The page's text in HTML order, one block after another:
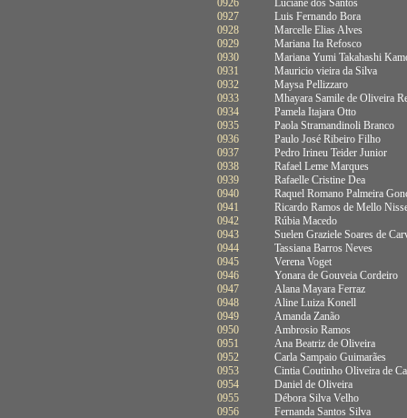
0926
Luciane dos Santos
0927
Luis Fernando Bora
0928
Marcelle Elias Alves
0929
Mariana Ita Refosco
0930
Mariana Yumi Takahashi
0931
Mauricio vieira da Silva
0932
Maysa Pellizzaro
0933
Mhayara Samile de Oliveira
0934
Pamela Itajara Otto
0935
Paola Stramandinoli Branco
0936
Paulo José Ribeiro Filho
0937
Pedro Irineu Teider Junior
0938
Rafael Leme Marques
0939
Rafaelle Cristine Dea
0940
Raquel Romano Palmeira
0941
Ricardo Ramos de Mello
0942
Rúbia Macedo
0943
Suelen Graziele Soares de
0944
Tassiana Barros Neves
0945
Verena Voget
0946
Yonara de Gouveia Cordeiro
0947
Alana Mayara Ferraz
0948
Aline Luiza Konell
0949
Amanda Zanão
0950
Ambrosio Ramos
0951
Ana Beatriz de Oliveira
0952
Carla Sampaio Guimarães
0953
Cintia Coutinho Oliveira de
0954
Daniel de Oliveira
0955
Débora Silva Velho
0956
Fernanda Santos Silva